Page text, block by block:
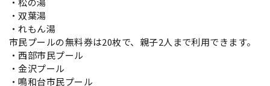
・双葉湯
・れもん湯
市民プールの無料券は20枚で、親子2人まで利用できます。
・西部市民プール
・金沢プール
・鳴和台市民プール